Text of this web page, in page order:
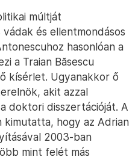
múltját
és ellentmondásos
hasonlóan a
a Traian Băsescu
kísérlet. Ugyanakkor ő
akit azzal
doktori disszertációját. A
kimutatta, hogy az Adrian
2003-ban
mint felét más